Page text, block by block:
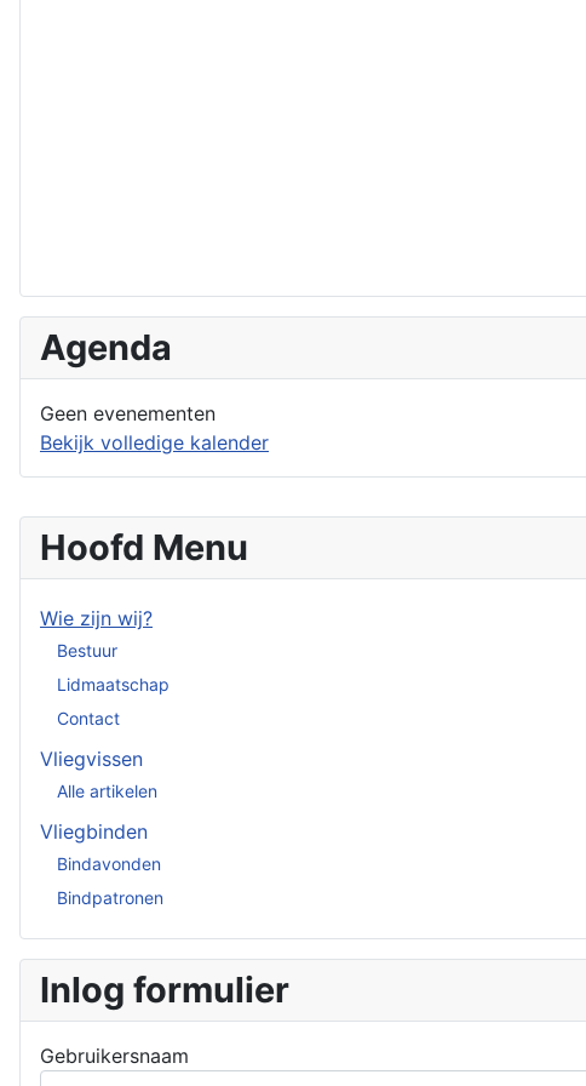
Hoofd Menu
Wie zijn wij?
Bestuur
Lidmaatschap
Contact
Vliegvissen
Alle artikelen
Vliegbinden
Bindavonden
Bindpatronen
Inlog formulier
Gebruikersnaam
Agenda
Geen evenementen
Bekijk volledige kalender